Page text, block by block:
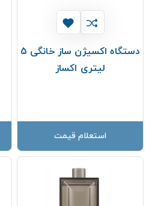
دستگاه اکسیژن ساز خانگی 5
لیتری اکساز
استعلام قیمت